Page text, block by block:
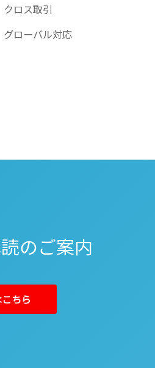
クロス取引
グローバル対応
のご案内
ちら